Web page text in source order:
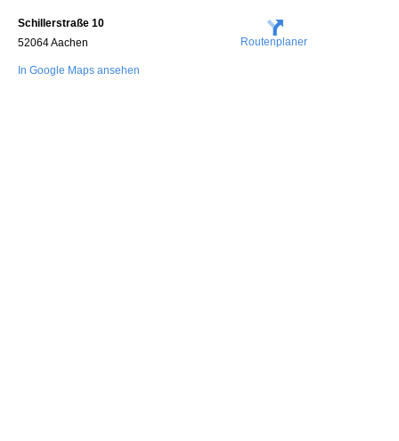
Schillerstraße 10
52064 Aachen
In Google Maps ansehen
Routenplaner